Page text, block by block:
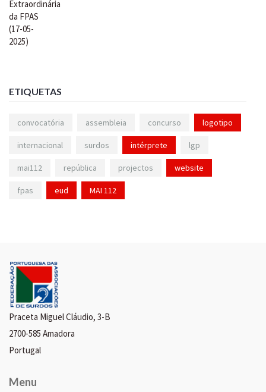
ETIQUETAS
convocatória assembleia concurso logotipo
internacional surdos intérprete lgp
mai112 república projectos website
fpas eud MAI 112
Praceta Miguel Cláudio, 3-B
2700-585 Amadora
Portugal
Menu